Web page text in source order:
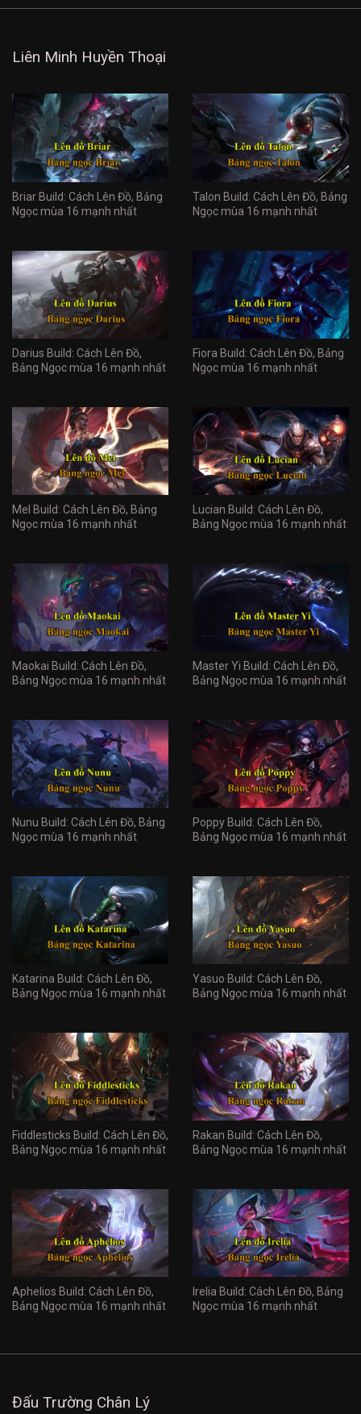
Liên Minh Huyền Thoại
Briar Build: Cách Lên Đồ, Bảng
Ngọc mùa 16 mạnh nhất
Talon Build: Cách Lên Đồ, Bảng
Ngọc mùa 16 mạnh nhất
Darius Build: Cách Lên Đồ,
Bảng Ngọc mùa 16 mạnh nhất
Fiora Build: Cách Lên Đồ, Bảng
Ngọc mùa 16 mạnh nhất
Mel Build: Cách Lên Đồ, Bảng
Ngọc mùa 16 mạnh nhất
Lucian Build: Cách Lên Đồ,
Bảng Ngọc mùa 16 mạnh nhất
Maokai Build: Cách Lên Đồ,
Bảng Ngọc mùa 16 mạnh nhất
Master Yi Build: Cách Lên Đồ,
Bảng Ngọc mùa 16 mạnh nhất
Nunu Build: Cách Lên Đồ, Bảng
Ngọc mùa 16 mạnh nhất
Poppy Build: Cách Lên Đồ,
Bảng Ngọc mùa 16 mạnh nhất
Katarina Build: Cách Lên Đồ,
Bảng Ngọc mùa 16 mạnh nhất
Yasuo Build: Cách Lên Đồ,
Bảng Ngọc mùa 16 mạnh nhất
Fiddlesticks Build: Cách Lên Đồ,
Bảng Ngọc mùa 16 mạnh nhất
Rakan Build: Cách Lên Đồ,
Bảng Ngọc mùa 16 mạnh nhất
Aphelios Build: Cách Lên Đồ,
Bảng Ngọc mùa 16 mạnh nhất
Irelia Build: Cách Lên Đồ, Bảng
Ngọc mùa 16 mạnh nhất
Đấu Trường Chân Lý